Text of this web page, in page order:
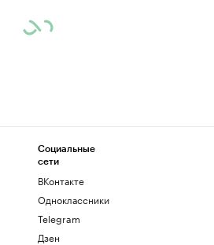
Социальные
сети
ВКонтакте
Одноклассники
Telegram
Дзен